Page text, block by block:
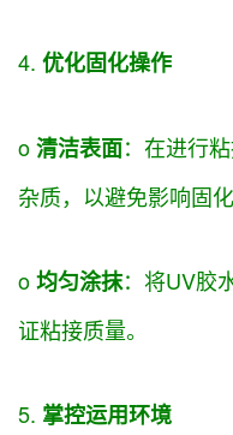
4. 优化固化操作
o清洁表面：在进行粘
杂质， 以避免影响固
o均匀涂抹：将UV胶
证粘接质量。
5. 掌控运用环境